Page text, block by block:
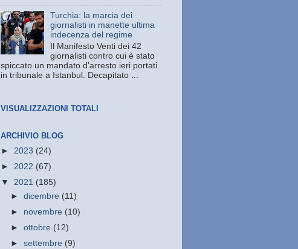
Turchia: la marcia dei
giornalisti in manette ultima
indecenza del regime
Il Manifesto Venti dei 42
giornalisti contro cui è stato
spiccato un mandato d'arresto ieri portati
in tribunale a Istanbul. Decapitato ...
VISUALIZZAZIONI TOTALI
ARCHIVIO BLOG
► 2023 (24)
► 2022 (67)
▼ 2021 (185)
►dicembre (11)
► novembre (10)
►ottobre (12)
►settembre (9)